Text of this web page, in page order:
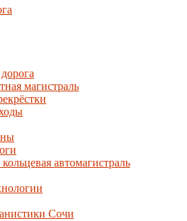
магистраль
автомагистраль
Сочи